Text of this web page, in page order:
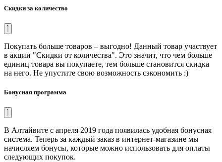
Скидки за количество
Покупать больше товаров – выгодно! Данный товар участвует
в акции "Скидки от количества". Это значит, что чем больше
единиц товара вы покупаете, тем больше становится скидка
на него. Не упустите свою возможность сэкономить :)
Бонусная программа
В Алтайвите с апреля 2019 года появилась удобная бонусная
система. Теперь за каждый заказ в интернет-магазине мы
начисляем бонусы, которые можно использовать для оплаты
следующих покупок.